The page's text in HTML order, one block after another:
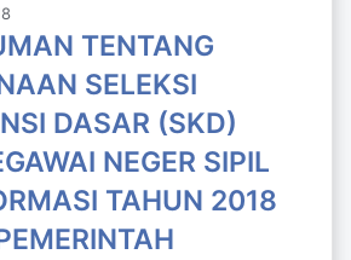
TENTANG
SELEKSI
DASAR (SKD)
NEGER SIPIL
TAHUN 2018